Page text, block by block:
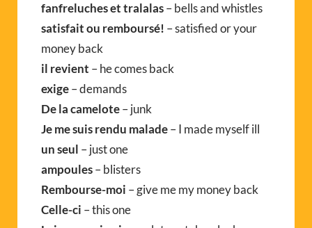
fanfreluches et tralalas– bells and whistles
satisfait ou remboursé! – satisfied or your
money back
il revient – he comes back
exige– demands
De la camelote– junk
Je me suis rendu malade– I made myself ill
un seul – just one
ampoules– blisters
Rembourse-moi – give me my money back
Celle-ci – this one